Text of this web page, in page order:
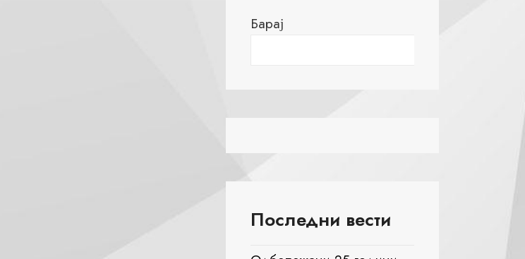
Барај
Последни вести